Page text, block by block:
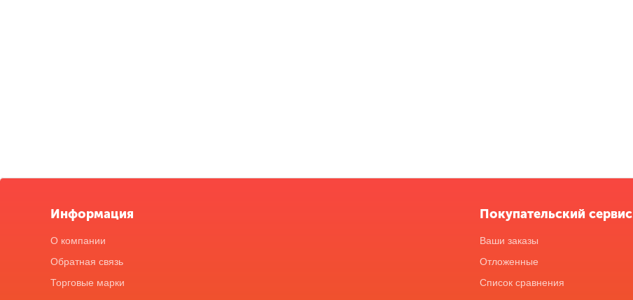
Информация
О компании
Обратная связь
Торговые марки
Покупательский сервис
Ваши заказы
Отложенные
Список сравнения